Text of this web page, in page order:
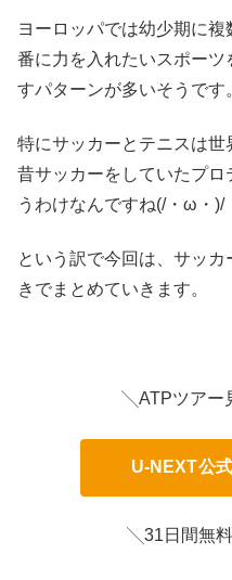
ヨーロッパでは幼少期に
番に力を入れたいスポー
すパターンが多いそうです
特にサッカーとテニスは世
昔サッカーをしていたプ
うわけなんですね(/・ω・)/
という訳で今回は、サッ
きでまとめていきます。
╲ATPツアー
U-NEXT公
╲31日間無